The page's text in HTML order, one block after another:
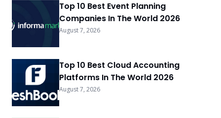
Top 10 Best Event Planning
Companies In The World 2026
August 7, 2026
Top 10 Best Cloud Accounting
Platforms In The World 2026
August 7, 2026